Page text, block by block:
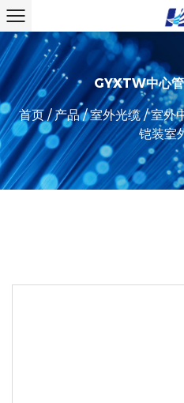
GYXTW中心
首页/产品/室外光缆/室外
铠装室